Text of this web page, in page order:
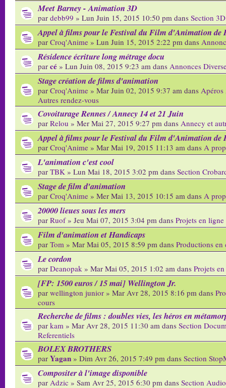
Meet Barney - Animation 3D
par debb99 » Lun Juin 15, 2015 10:50 pm dans Section 3D
Appel à films pour le Festival du Film d'Animation de
par Croq'Anime » Lun Juin 15, 2015 2:22 pm dans
Résidence écriture long métrage docu
par cé » Lun Juin 08, 2015 9:23 am dans Annonces
Stage création de films d'animation
par Croq'Anime » Mar Juin 02, 2015 9:37 am dans Apéros
Autres rendez-vous
Covoiturage Rennes / Annecy 14 et 21 Juin
par Relou » Mer Mai 27, 2015 9:27 pm dans Annecy et
Appel à films pour le Festival du Film d'Animation de
par Croq'Anime » Mar Mai 19, 2015 11:13 am dans A
L'animation c'est cool
par TBK » Lun Mai 18, 2015 3:02 pm dans Section
Stage de film d'animation
par Croq'Anime » Mer Mai 13, 2015 10:15 am dans A
20000 lieues sous les mers
par Ruof» Jeu Mai 07, 2015 3:04 pm dans Projets en ligne
Film d'animation et Handicaps
par Tom » Mar Mai 05, 2015 8:59 pm dans Productions en
Le cordon
par Deanopak » Mar Mai 05, 2015 1:02 am dans Projets
[FP: 1500 euros / 15 mai] Wellington Jr.
par wellington junior » Mar Avr 28, 2015 8:16 pm dans
cours
Recherche de films : doubles vies, les héros en
par kam » Mar Avr 28, 2015 11:30 am dans Section
Referentiels
BOLEX BROTHERS
par Yagan » Dim Avr 26, 2015 7:49 pm dans Section
Compositer à l'image disponible
par Adzic » Sam Avr 25, 2015 6:30 pm dans Section Audio